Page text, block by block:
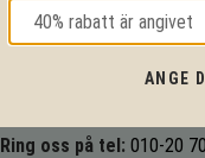
VI HJÄLPER
Med vår mångåriga
Ring oss på tel: 010-20
ANGE